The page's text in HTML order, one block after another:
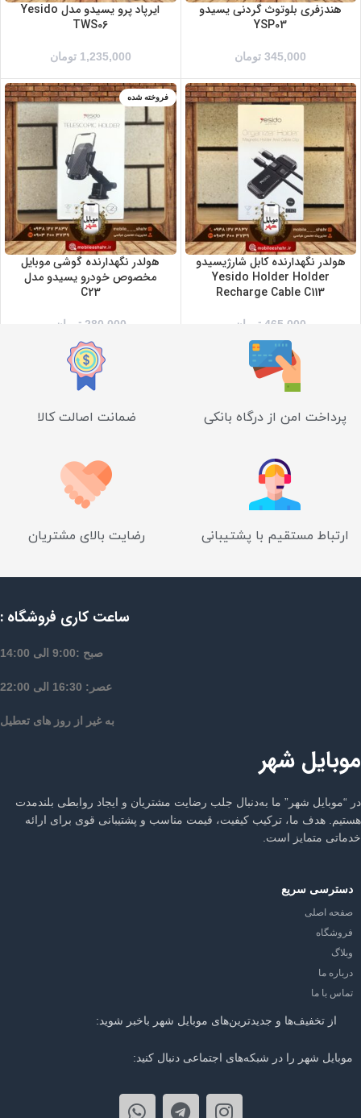
هندزفری بلوتوث گردنی یسیدو
YSP03
345,000 تومان
ایرپاد پرو یسیدو مدل Yesido
TWS06
1,235,000 تومان
هولدر نگهدارنده کابل شارژیسیدو
Yesido Holder Holder
Recharge Cable C113
465,000 تومان
فروخته شده
هولدر نگهدارنده گوشی موبایل
مخصوص خودرو یسیدو مدل
C23
280,000 تومان
پرداخت امن از درگاه بانکی ضمانت اصالت کالا
ارتباط مستقیم با پشتیبانی رضایت بالای مشتریان
ساعت کاری فروشگاه :
صبح :9:00 الی 14:00
عصر: 16:30 الی 22:00
به غیر از روز های تعطیل
موبایل شهر
در “موبایل شهر” ما به‌دنبال جلب رضایت مشتریان و ایجاد روابطی بلندمدت
هستیم. هدف ما، ترکیب کیفیت، قیمت مناسب و پشتیبانی قوی برای ارائه
خدماتی متمایز است.
دسترسی سریع
صفحه اصلی
فروشگاه
وبلاگ
درباره ما
تماس با ما
از تخفیف‌ها و جدیدترین‌های موبایل شهر باخبر شوید:
موبایل شهر را در شبکه‌های اجتماعی دنبال کنید: